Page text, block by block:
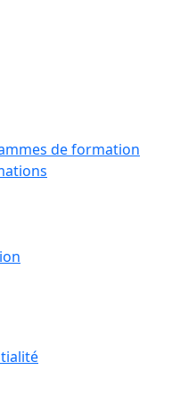
de formation